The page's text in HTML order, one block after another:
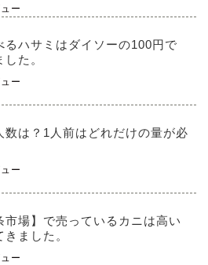
ー
るハサミはダイソーの100円で
た。
ー
数は？1人前はどれだけの量が必
ー
市場】で売っているカニは高い
ました。
ー